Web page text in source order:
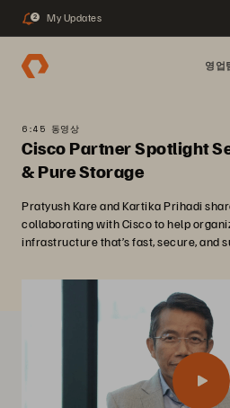
2 My Updates
영업
6:45 동영상
Cisco Partner Spotlight
& Pure Storage
Pratyush Kare and Kartika Prihadi
collaborating with Cisco to help
infrastructure that’s fast, secure, and